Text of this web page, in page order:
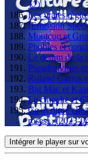
12)
Les vraies
[Emission
Montcuq et
Phobies et
Le denim de la
Pseudonymes
Roland Garros
Big Mac et
Le cinoche et
Co-écriture
roses... (2023-
Intégrer le player sur